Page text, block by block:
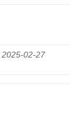
2025-02-27